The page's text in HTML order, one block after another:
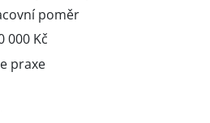
poměr
000 Kč
praxe